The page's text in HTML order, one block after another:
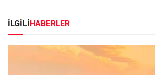
İLGİLİHABERLER